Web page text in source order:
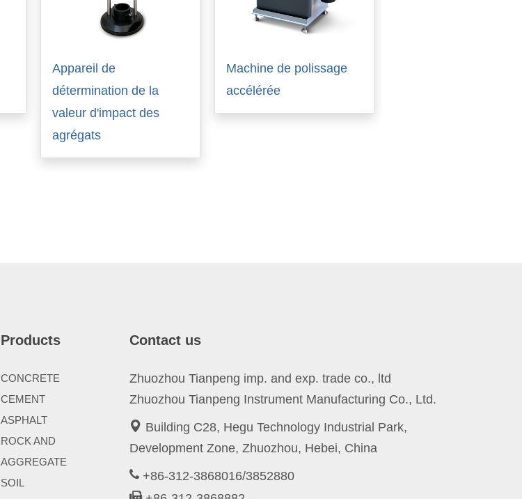
Appareil de
détermination de la
valeur d'impact des
agrégats
Machine de polissage
accélérée
Products
CONCRETE
CEMENT
ASPHALT
ROCK AND
AGGREGATE
SOIL
Contact us
Zhuozhou Tianpeng imp. and exp. trade co., ltd
Zhuozhou Tianpeng Instrument Manufacturing Co., Ltd.
Building C28, Hegu Technology Industrial Park,
Development Zone, Zhuozhou, Hebei, China
+86-312-3868016/3852880